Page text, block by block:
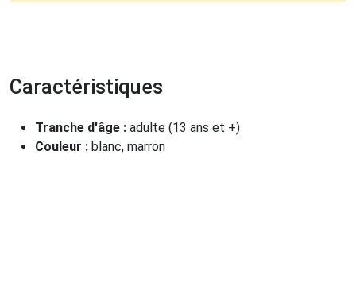
Caractéristiques
Tranche d'âge : adulte (13 ans et +)
Couleur : blanc, marron